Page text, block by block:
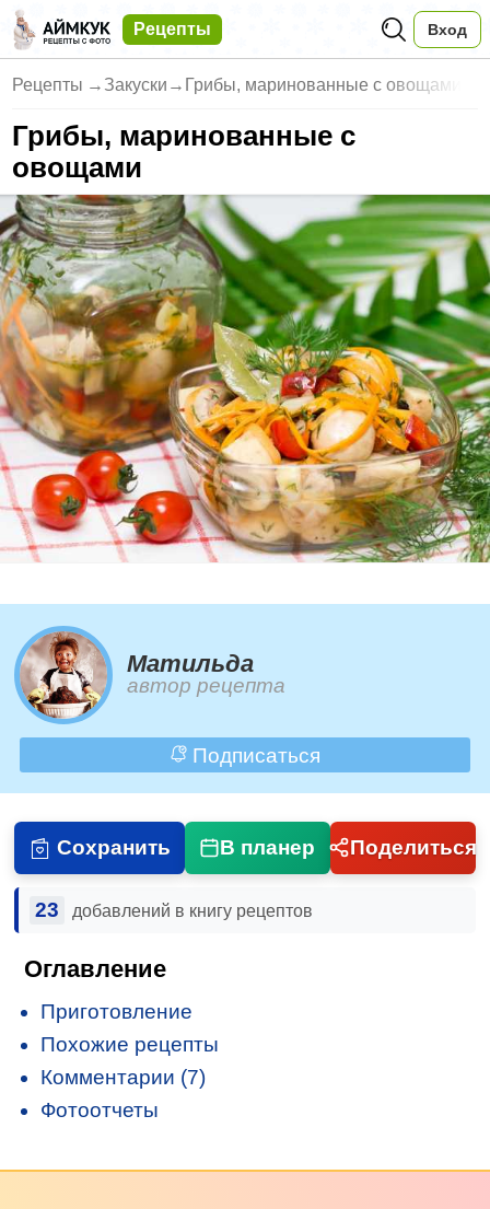
Рецепты Вход
Рецепты → Закуски → Грибы, маринованные с овощами
Грибы, маринованные с
овощами
Матильда
автор рецепта
Подписаться
Сохранить В планер Поделиться
23 добавлений в книгу рецептов
Оглавление
Приготовление
Похожие рецепты
Комментарии (7)
Фотоотчеты